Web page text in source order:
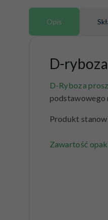
Opis
D-
D-Ryboza
podstawowego
Produkt
Zawartość